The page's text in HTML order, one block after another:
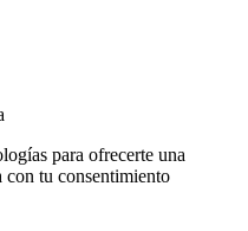
para ofrecerte una
con tu consentimiento